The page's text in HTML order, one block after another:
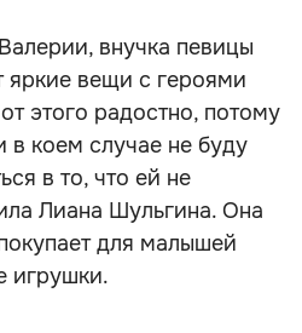
внучка певицы
яркие вещи с героями
этого радостно, потому
в коем случае не буду
в то, что ей не
Лиана Шульгина. Она
для малышей
игрушки.